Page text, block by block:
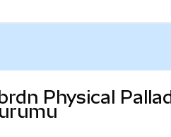
Physical